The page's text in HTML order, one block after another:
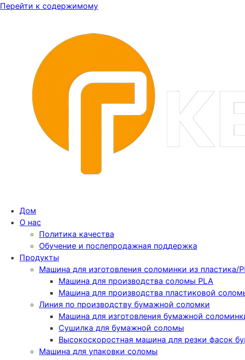
Перейти к содержимому
Дом
О нас
Политика качества
Обучение и послепродажная поддержка
Продукты
Машина для изготовления соломинки из пластика/
Машина для производства соломы PLA
Машина для производства пластиковой
Линия по производству бумажной соломки
Машина для изготовления бумажной
Сушилка для бумажной соломы
Высокоскоростная машина для резки фасок
Машина для упаковки соломы